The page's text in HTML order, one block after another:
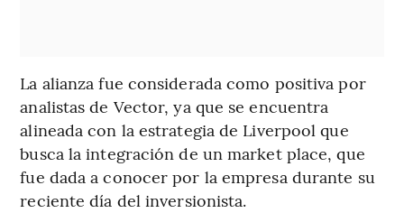
La alianza fue considerada como positiva por
analistas de Vector, ya que se encuentra
alineada con la estrategia de Liverpool que
busca la integración de un market place, que
fue dada a conocer por la empresa durante su
reciente día del inversionista.